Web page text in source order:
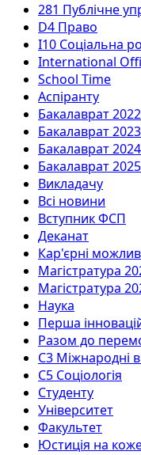
281 Публічне
D4 Право
I10 Соціальна
International
School Time
Аспіранту
Бакалаврат 2022
Бакалаврат 2023
Бакалаврат 2024
Бакалаврат 2025
Викладачу
Всі новини
Вступник ФСП
Деканат
Кар'єрні
Магістратура
Магістратура
Наука
Перша
Разом до
С3 Міжнародні
С5 Соціологія
Студенту
Університет
Факультет
Юстиція на